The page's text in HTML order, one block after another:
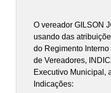
O vereador GILSON
usando das
do Regimento
de Vereadores,
Executivo Municipal,
Indicações: